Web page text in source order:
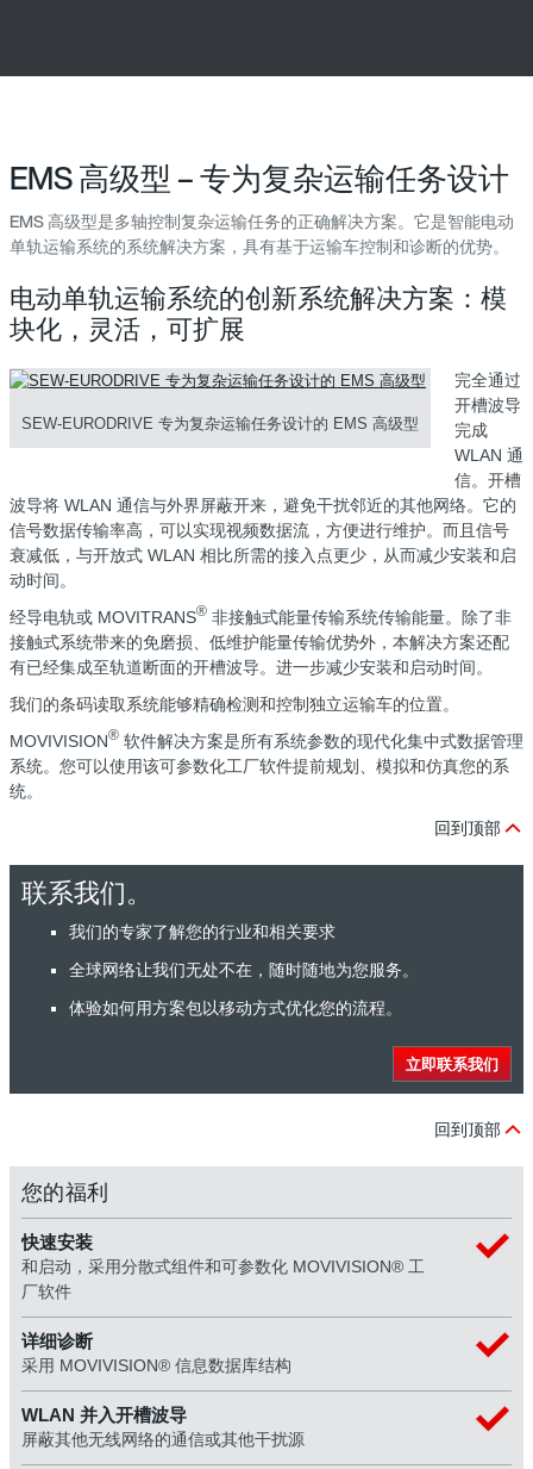
EMS 高级型 – 专为复杂运输任务设计
EMS 高级型是多轴控制复杂运输任务的正确解决方案。它是智能电动
单轨运输系统的系统解决方案，具有基于运输车控制和诊断的优势。
电动单轨运输系统的创新系统解决方案：模
块化，灵活，可扩展
SEW-EURODRIVE 专为复杂运输任务设计的 EMS 高级型
完全通过
开槽波导
完成
WLAN 通
信。开槽
波导将 WLAN 通信与外界屏蔽开来，避免干扰邻近的其他网络。它的
信号数据传输率高，可以实现视频数据流，方便进行维护。而且信号
衰减低，与开放式 WLAN 相比所需的接入点更少，从而减少安装和启
动时间。
经导电轨或 MOVITRANS® 非接触式能量传输系统传输能量。除了非
接触式系统带来的免磨损、低维护能量传输优势外，本解决方案还配
有已经集成至轨道断面的开槽波导。进一步减少安装和启动时间。
我们的条码读取系统能够精确检测和控制独立运输车的位置。
MOVIVISION® 软件解决方案是所有系统参数的现代化集中式数据管理
系统。您可以使用该可参数化工厂软件提前规划、模拟和仿真您的系
统。
回到顶部
联系我们。
我们的专家了解您的行业和相关要求
全球网络让我们无处不在，随时随地为您服务。
体验如何用方案包以移动方式优化您的流程。
立即联系我们
回到顶部
您的福利
快速安装
和启动，采用分散式组件和可参数化 MOVIVISION® 工
厂软件
详细诊断
采用 MOVIVISION® 信息数据库结构
WLAN 并入开槽波导
屏蔽其他无线网络的通信或其他干扰源